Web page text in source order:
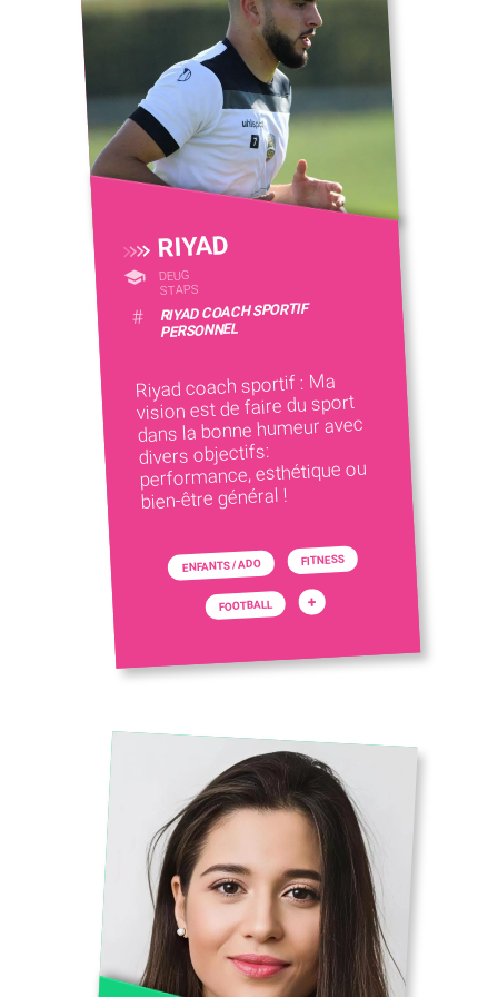
RIYAD
DEUG
STAPS
# RIYAD COACH SPORTIF
PERSONNEL
Riyad coach sportif : Ma
vision est de faire du sport
dans la bonne humeur avec
divers objectifs:
performance, esthétique ou
bien-être général !
ENFANTS / ADO FITNESS
FOOTBALL +